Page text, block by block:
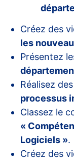
Créez des
les
Présentez
Réalisez
processus
Classez le
«
Logiciels ».
Créez des